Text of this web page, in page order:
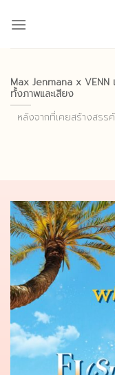
Max Jenmana x
ทั้งภาพและเสียง
หลังจากที่เคยสร้างสร